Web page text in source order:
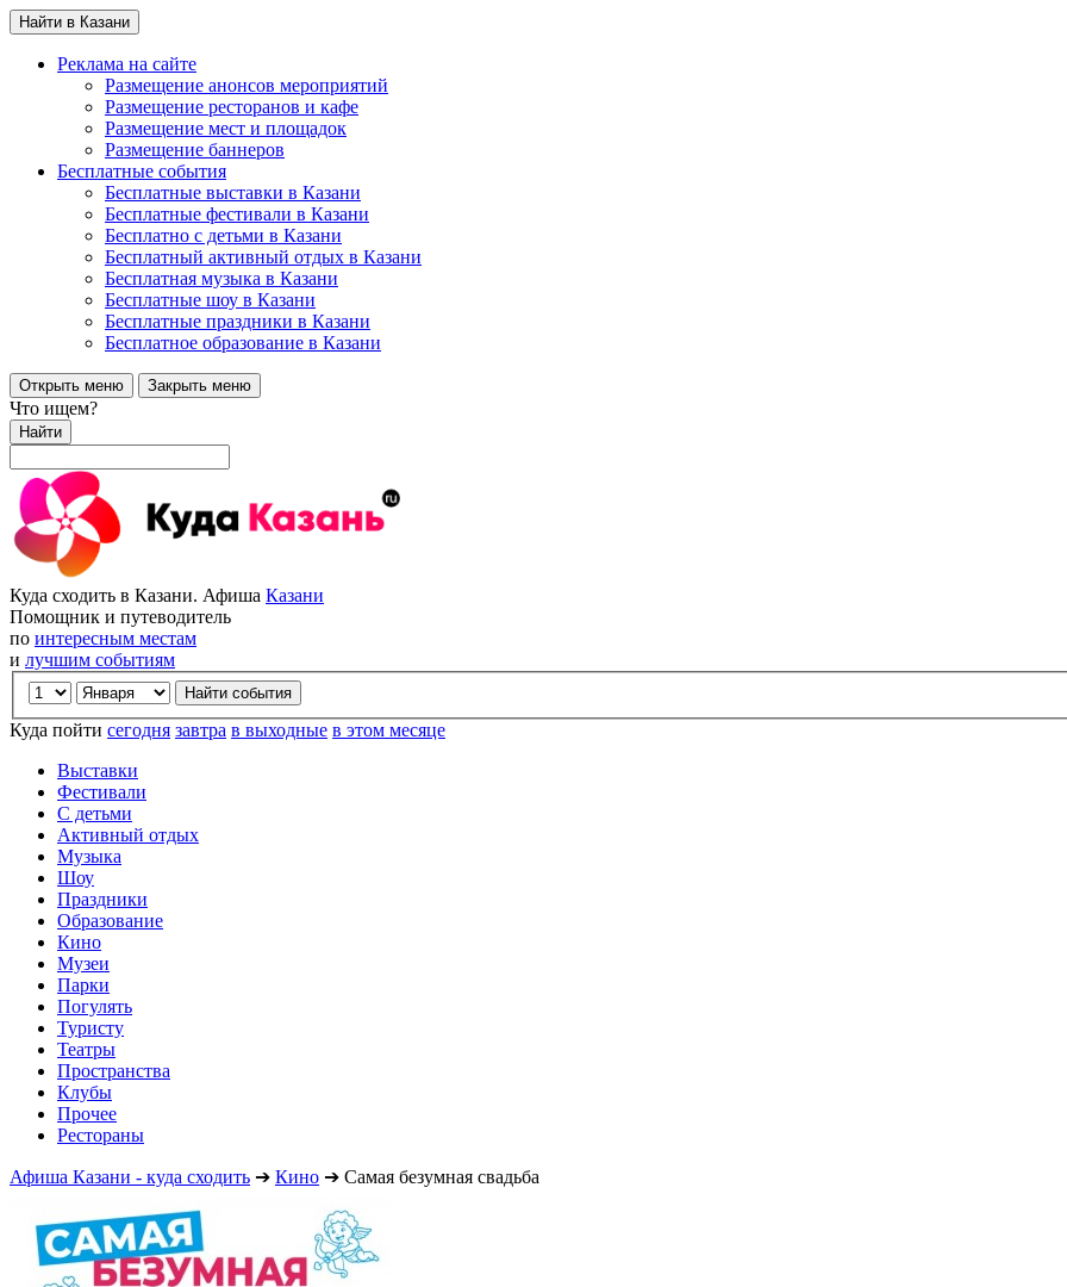
Найти в Казани
Реклама на сайте
Размещение анонсов мероприятий
Размещение ресторанов и кафе
Размещение мест и площадок
Размещение баннеров
Бесплатные события
Бесплатные выставки в Казани
Бесплатные фестивали в Казани
Бесплатно с детьми в Казани
Бесплатный активный отдых в Казани
Бесплатная музыка в Казани
Бесплатные шоу в Казани
Бесплатные праздники в Казани
Бесплатное образование в Казани
Открыть меню Закрыть меню
Что ищем?
Найти
Куда сходить в Казани. Афиша Казани
Помощник и путеводитель
по интересным местам
и лучшим событиям
Куда пойти сегодня завтра в выходные в этом месяце
Выставки
Фестивали
С детьми
Активный отдых
Музыка
Шоу
Праздники
Образование
Кино
Музеи
Парки
Погулять
Туристу
Театры
Пространства
Клубы
Прочее
Рестораны
Афиша Казани - куда сходить ➔ Кино ➔ Самая безумная свадьба